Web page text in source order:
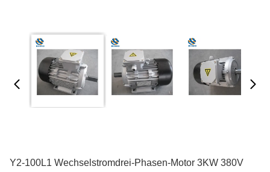
Y2-100L1 Wechselstromdrei-Phasen-Motor 3KW 380V